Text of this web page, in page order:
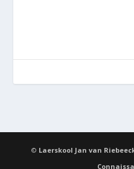
© Laerskool Jan van